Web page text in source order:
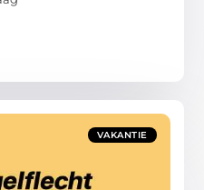
VAKANTIE